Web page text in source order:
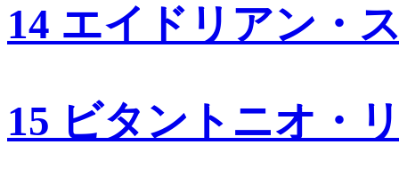
14 エイドリアン・
15 ビタントニオ・